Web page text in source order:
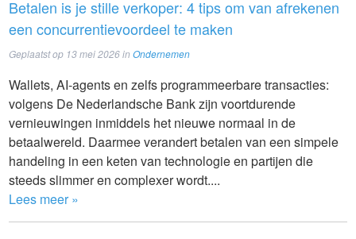
Betalen is je stille verkoper: 4 tips om van afrekenen
een concurrentievoordeel te maken
Geplaatst op 13 mei 2026inOndernemen
Wallets, AI-agents en zelfs programmeerbare transacties:
volgens De Nederlandsche Bank zijn voortdurende
vernieuwingen inmiddels het nieuwe normaal in de
betaalwereld. Daarmee verandert betalen van een simpele
handeling in een keten van technologie en partijen die
steeds slimmer en complexer wordt....
Lees meer »